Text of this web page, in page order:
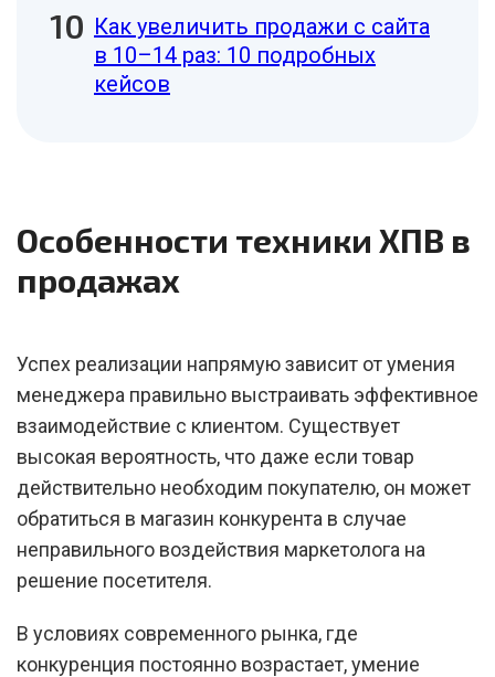
Как увеличить продажи с сайта
в 10–14 раз: 10 подробных
кейсов
Особенности техники ХПВ в
продажах
Успех реализации напрямую зависит от умения
менеджера правильно выстраивать эффективное
взаимодействие с клиентом. Существует
высокая вероятность, что даже если товар
действительно необходим покупателю, он может
обратиться в магазин конкурента в случае
неправильного воздействия маркетолога на
решение посетителя.
В условиях современного рынка, где
конкуренция постоянно возрастает, умение